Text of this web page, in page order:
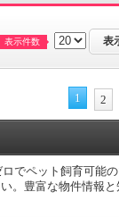
表示件数
1 2
ペット飼育可能の
。豊富な物件情報